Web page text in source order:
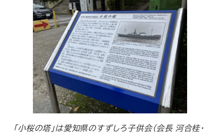
「小桜の塔」は愛知県のすずしろ子供会（会長 河合桂・